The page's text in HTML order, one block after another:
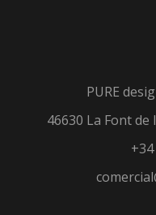
PURE
46630 La Font